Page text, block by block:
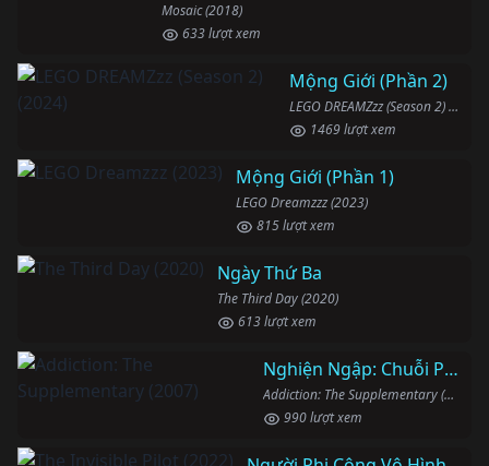
Mosaic (2018)
633 lượt xem
Mộng Giới (Phần 2)
LEGO DREAMZzz (Season 2) (2024)
1469 lượt xem
Mộng Giới (Phần 1)
LEGO Dreamzzz (2023)
815 lượt xem
Ngày Thứ Ba
The Third Day (2020)
613 lượt xem
Nghiện Ngập: Chuỗi Phim Bổ Trợ
Addiction: The Supplementary (2007)
990 lượt xem